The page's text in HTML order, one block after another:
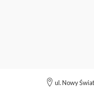
ul. Nowy